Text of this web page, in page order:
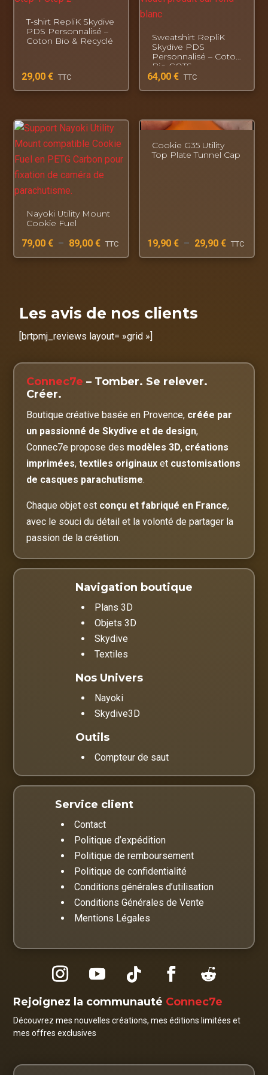
T-shirt RepliK Skydive
PDS Personnalisé –
Coton Bio & Recyclé
29,00€ TTC
Sweatshirt RepliK
Skydive PDS
Personnalisé – Coton
Bio GOTS
64,00€ TTC
Nayoki Utility Mount
Cookie Fuel
79,00€ – 89,00€ TTC
Cookie G35 Utility
Top Plate Tunnel Cap
19,90€ – 29,90€ TTC
Les avis de nos clients
[brtpmj_reviews layout= »grid »]
Connec7e – Tomber. Se relever.
Créer.
Boutique créative basée en Provence, créée par
un passionné de Skydive et de design,
Connec7e propose des modèles 3D, créations
imprimées,textiles originaux et customisations
de casques parachutisme.
Chaque objet est conçu et fabriqué en France,
avec le souci du détail et la volonté de partager la
passion de la création.
Navigation boutique
Plans 3D
Objets 3D
Skydive
Textiles
Nos Univers
Nayoki
Skydive3D
Outils
Compteur de saut
Service client
Contact
Politique d’expédition
Politique de remboursement
Politique de confidentialité
Conditions générales d’utilisation
Conditions Générales de Vente
Mentions Légales
Rejoignez la communauté Connec7e
Découvrez mes nouvelles créations, mes éditions limitées et
mes offres exclusives